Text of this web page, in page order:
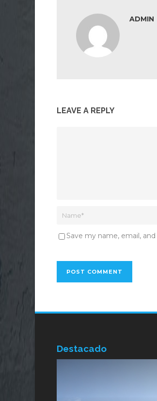
ADMIN
LEAVE A REPLY
Save my name, email,
Destacado